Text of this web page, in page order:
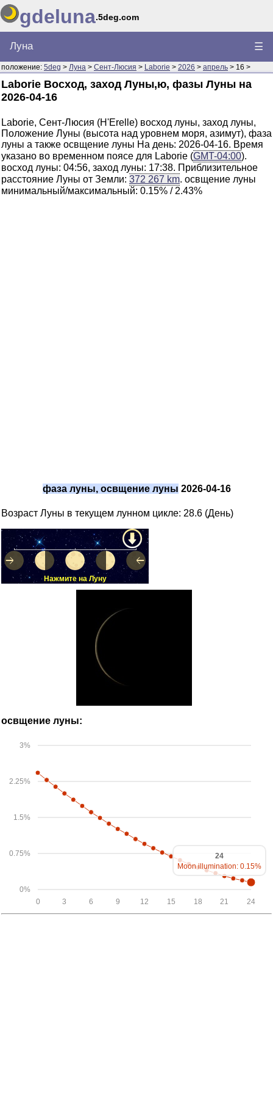
gdeluna.5deg.com
Луна ☰
положение: 5deg > Луна > Сент-Люсия > Laborie > 2026 > апрель > 16 >
Laborie Восход, заход Луны,ю, фазы Луны на
2026-04-16
Laborie, Сент-Люсия (H'Erelle) восход луны, заход луны,
Положение Луны (высота над уровнем моря, азимут), фаза
луны а также освщение луны На день: 2026-04-16. Время
указано во временном поясе для Laborie (GMT-04:00).
восход луны: 04:56, заход луны: 17:38. Приблизительное
расстояние Луны от Земли: 372 267 km. освщение луны
минимальный/максимальный: 0.15% / 2.43%
фаза луны, освщение луны 2026-04-16
Возраст Луны в текущем лунном цикле: 28.6 (День)
Нажмите на Луну
освщение луны:
0%
0.75%
1.5%
2.25%
3%
24
21
18
15
12
9
6
3
0
24
Moon illumination: 0.15%